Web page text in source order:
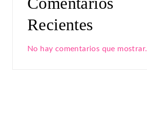
Recientes
No hay comentarios que mostrar.